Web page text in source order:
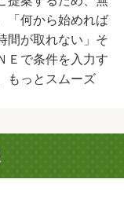
「何から始めれば
間が取れない」そ
Ｅで条件を入力す
もっとスムーズ